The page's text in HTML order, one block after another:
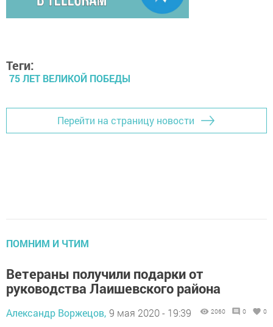
Теги:
75 ЛЕТ ВЕЛИКОЙ ПОБЕДЫ
Перейти на страницу новости
ПОМНИМ И ЧТИМ
Ветераны получили подарки от
руководства Лаишевского района
Александр Воржецов, 9 мая 2020 - 19:39 2060 0 0